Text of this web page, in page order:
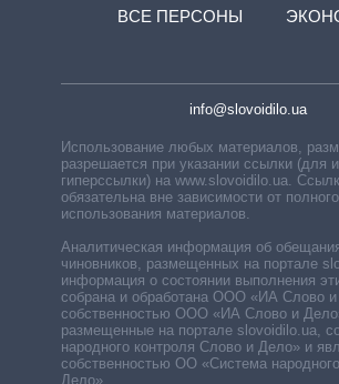
ВСЕ ПЕРСОНЫ
info@slovoidilo.ua
Использование любых материалов,
разрешается при указании ссылки (для
гиперссылки) на www.slovoidilo.ua.
обязательна вне зависимости от полного
использования материалов.
Аналитическая информация об
чиновников, размещенных на портале
информация о состоянии выполнения
собрана и обработана ООО «ИА Слово и
собственностью ООО «ИА Слово и
размещенные на портале slovoidilo.ua,
народного контроля Слово и Дело» и
собственностью ОО «Система народного
Дело».